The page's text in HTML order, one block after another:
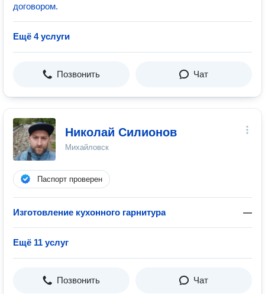
договором.
Ещё 4 услуги
Позвонить Чат
Николай Силионов
Михайловск
Паспорт проверен
Изготовление кухонного гарнитура —
Ещё 11 услуг
Позвонить Чат